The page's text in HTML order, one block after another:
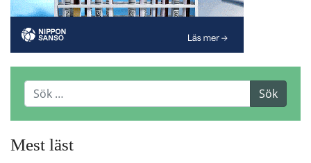
Mest läst